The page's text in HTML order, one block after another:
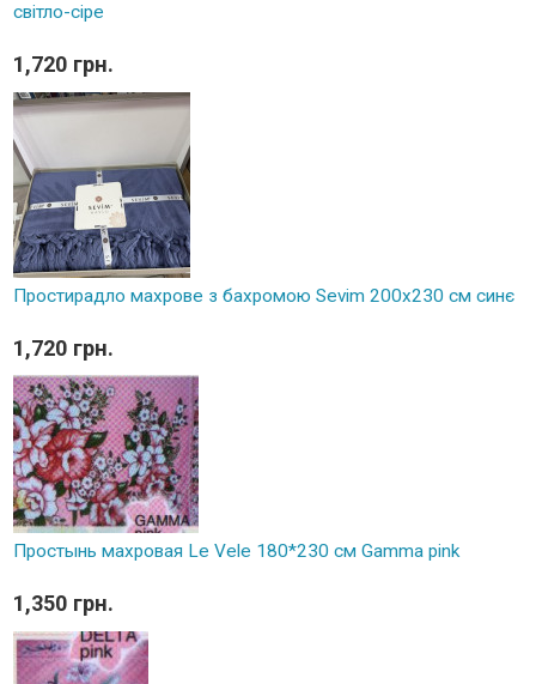
світло-сіре
1,720 грн.
Простирадло махрове з бахромою Sevim 200x230 см синє
1,720 грн.
Простынь махровая Le Vele 180*230 см Gamma pink
1,350 грн.